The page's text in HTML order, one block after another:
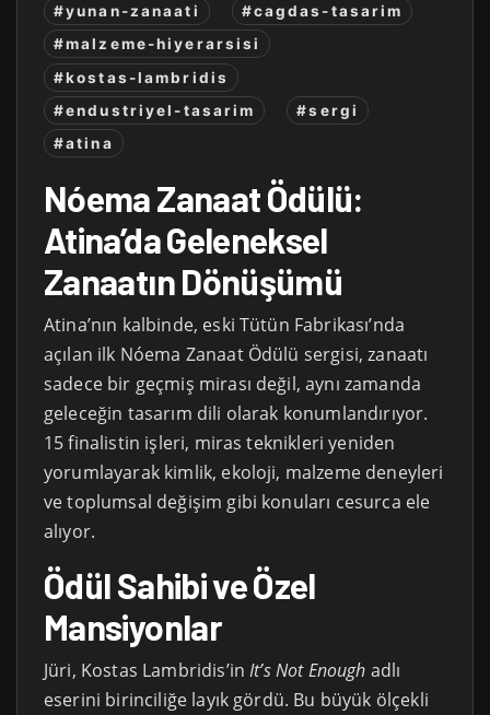
#yunan-zanaati
#cagdas-tasarim
#malzeme-hiyerarsisi
#kostas-lambridis
#endustriyel-tasarim
#sergi
#atina
Nóema Zanaat Ödülü:
Atina’da Geleneksel
Zanaatın Dönüşümü
Atina’nın kalbinde, eski Tütün Fabrikası’nda
açılan ilk Nóema Zanaat Ödülü sergisi, zanaatı
sadece bir geçmiş mirası değil, aynı zamanda
geleceğin tasarım dili olarak konumlandırıyor.
15 finalistin işleri, miras teknikleri yeniden
yorumlayarak kimlik, ekoloji, malzeme deneyleri
ve toplumsal değişim gibi konuları cesurca ele
alıyor.
Ödül Sahibi ve Özel
Mansiyonlar
Jüri, Kostas Lambridis’inIt’s Not Enough adlı
eserini birinciliğe layık gördü. Bu büyük ölçekli